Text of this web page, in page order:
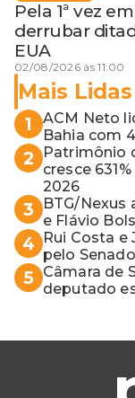
Pela 1ª vez
derrubar
EUA
02/08/2026 às 11:00
Mais Lidas
1
ACM Neto
Bahia com
2
Patrimônio
cresce
2026
3
BTG/
e Flávio
4
Rui Costa
pelo
5
Câmara de
deputado